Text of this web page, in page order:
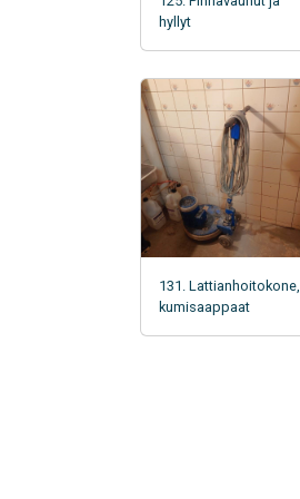
hyllyt
131. Lattianhoitokone,
kumisaappaat